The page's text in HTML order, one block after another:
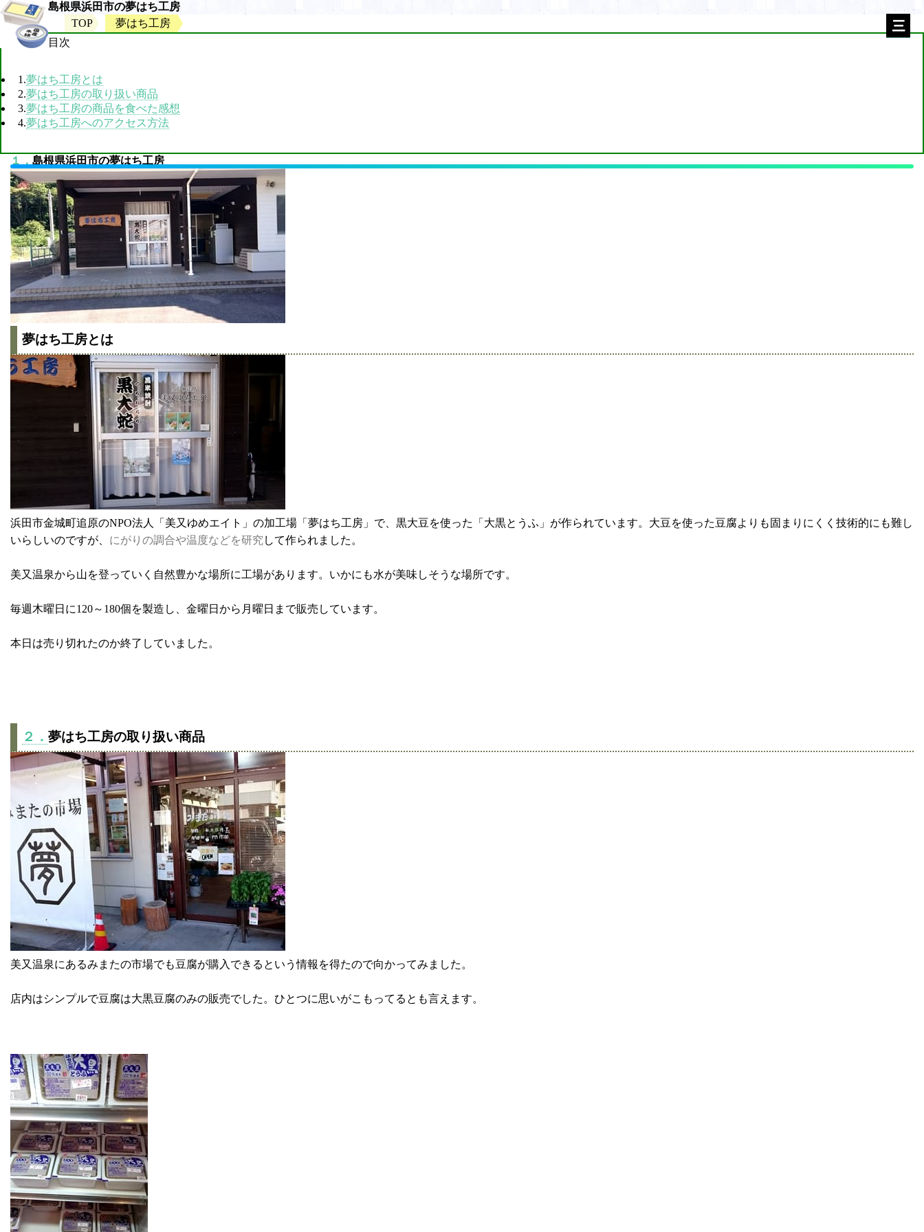
島根県浜田市の夢はち工房
TOP
夢はち工房
目次
1.夢はち工房とは
2.夢はち工房の取り扱い商品
3.夢はち工房の商品を食べた感想
4.夢はち工房へのアクセス方法
１． 島根県浜田市の夢はち工房
夢はち工房とは
浜田市金城町追原のNPO法人「美又ゆめエイト」の加工場「夢はち工房」で、黒大豆を使った「大黒とうふ」が作られています。大豆を使った豆腐よりも固まりにくく技術的にも難し
いらしいのですが、 にがりの調合や温度などを研究 して作られました。
美又温泉から山を登っていく自然豊かな場所に工場があります。いかにも水が美味しそうな場所です。
毎週木曜日に120～180個を製造し、金曜日から月曜日まで販売しています。
本日は売り切れたのか終了していました。
２． 夢はち工房の取り扱い商品
美又温泉にあるみまたの市場でも豆腐が購入できるという情報を得たので向かってみました。
店内はシンプルで豆腐は大黒豆腐のみの販売でした。ひとつに思いがこもってるとも言えます。